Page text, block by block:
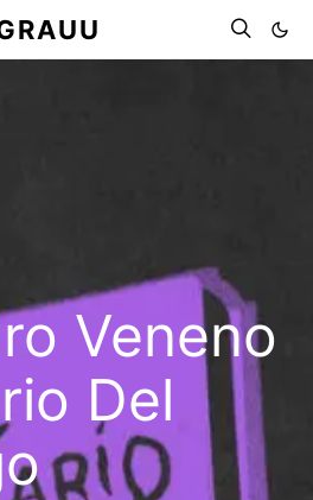
Veneno
Del